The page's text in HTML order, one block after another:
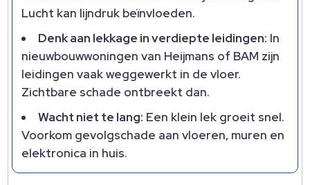
Lucht kan lijndruk beïnvloeden.
Denk aan lekkage in verdiepte leidingen: In
nieuwbouwwoningen van Heijmans of BAM zijn
leidingen vaak weggewerkt in de vloer.
Zichtbare schade ontbreekt dan.
Wacht niet te lang: Een klein lek groeit snel.
Voorkom gevolgschade aan vloeren, muren en
elektronica in huis.